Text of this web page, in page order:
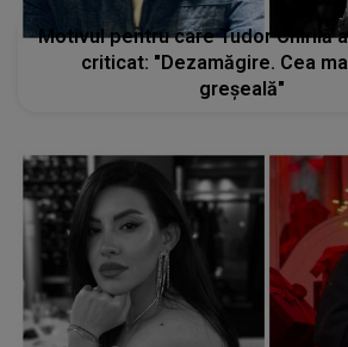
Motivul pentru care Tudor Chirilă
criticat: "Dezamăgire. Cea
greșeală"